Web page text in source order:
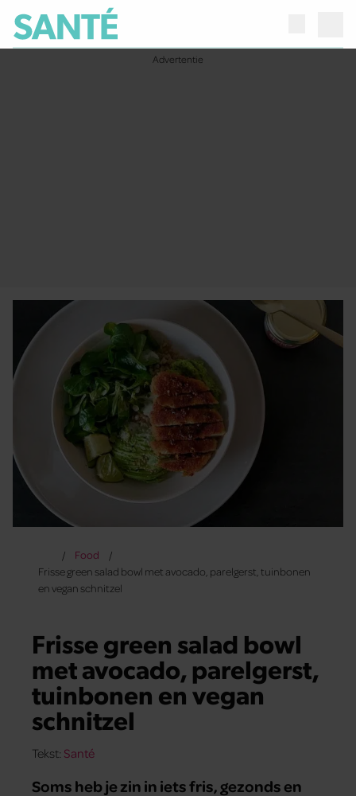
Food
Frisse green salad bowl met avocado, parelgerst, tuinbonen
en vegan schnitzel
Frisse green salad bowl
met avocado, parelgerst,
tuinbonen en vegan
schnitzel
Tekst: Santé
Soms heb je zin in iets fris, gezonds en